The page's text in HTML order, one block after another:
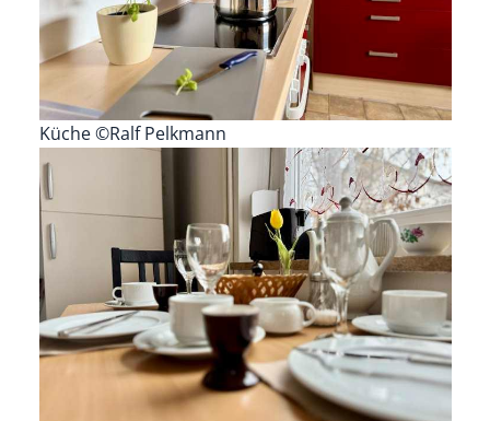
Küche ©Ralf Pelkmann